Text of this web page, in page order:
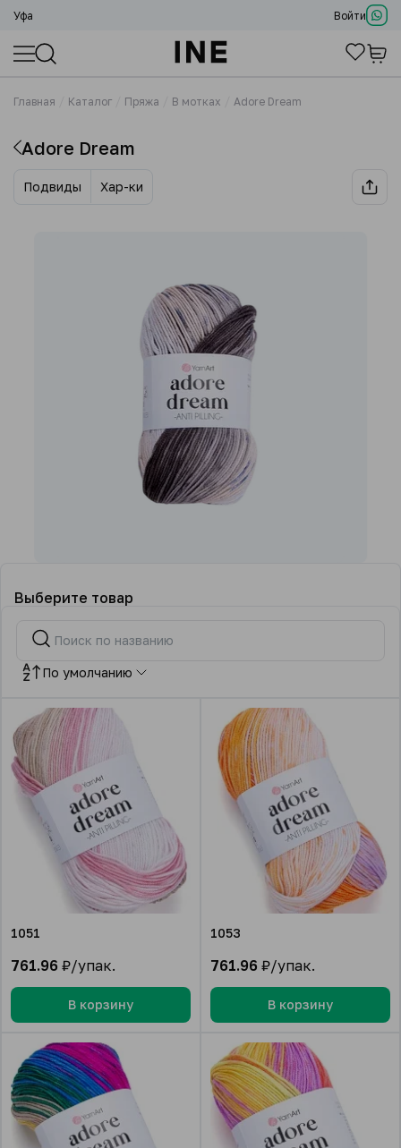
Уфа Войти
Главная Каталог Пряжа В мотках Adore Dream
Adore Dream
Подвиды Хар-ки
Выберите товар
По умолчанию
1051
761.96 ₽/упак.
В корзину
1053
761.96 ₽/упак.
В корзину